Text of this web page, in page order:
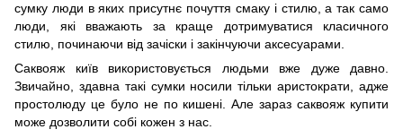
сумку люди в яких присутнє почуття смаку і стилю, а так само
люди, які вважають за краще дотримуватися класичного
стилю, починаючи від зачіски і закінчуючи аксесуарами.
Саквояж київ використовується людьми вже дуже давно.
Звичайно, здавна такі сумки носили тільки аристократи, адже
простолюду це було не по кишені. Але зараз саквояж купити
може дозволити собі кожен з нас.